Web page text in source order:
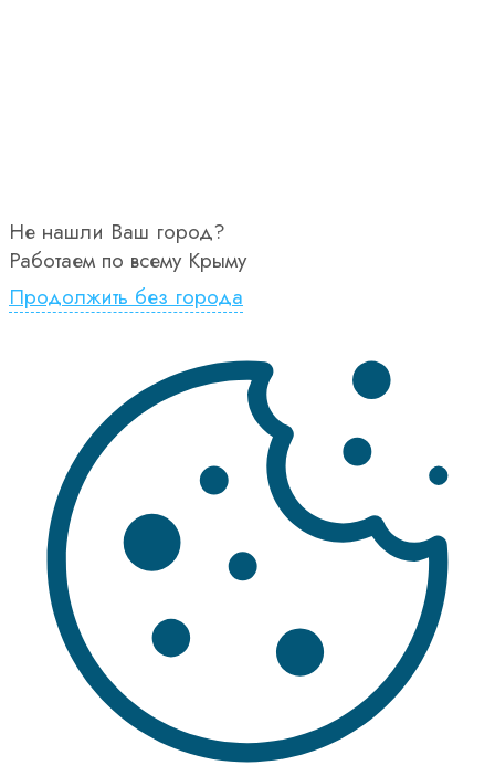
Не нашли Ваш город?
Работаем по всему Крыму
Продолжить без города